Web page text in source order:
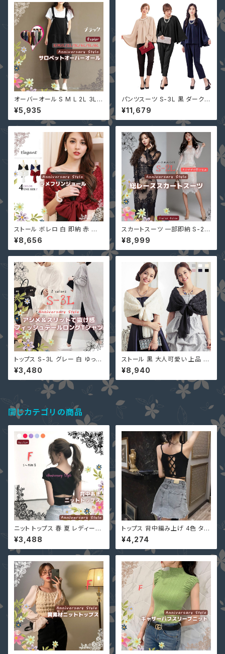
オーバーオール S M L 2L 3L 4
L 5L 8色 黒 即納 有 ぽっちゃり
大きいサイズ pl367 オールイン
ワン レディース サロペット パン
¥5,935
パンツスーツ S-3L 黒 ダークベ
ージュ ネイビー 結婚式 パンツ
ドレス ぽっちゃり 4way 一部即
納 大きいサイズ セットアップ パ
プ 二の腕カバー
¥11,679
ストール ボレロ 白 即納 赤 黒
ネイビー 結婚式 ラメ フリンジ
上品 パーティー ショール F YJ-
33986 大人可愛い デートコー
¥8,656
スカートスーツ 一部即納 S-2L
黒 白 ツーピース 上下セット 長
袖 袖あり 2点セット 配カラー u
159906 タイト レース セクシー
丈 結婚式 二次会
¥8,999
トップス S-3L グレー 白 ゆった
り 大きいサイズ チュニック ワン
ピース 即納 9001047 ロンT
シャツ サイドスリット ホワイト
ロングテイル 後ろが長い
¥3,480
ストール 黒 大人可愛い 上品 シ
フォン 花柄 レース YJ-33796
7 カーディガン 肩掛け ショール
ボレロ 結婚式 ピンク ネイビー
¥8,940
同じカテゴリの商品
ニット トップス 春 夏 レディース
背中開き 黒 赤 即納 F 白 紫 水
色 オレンジ Tシャツ 9001230
6 Vネック カットソー 半袖 無地
ート丈
¥3,488
トップス 背中編み上げ 4色 タン
クトップ 黒 白 赤 黄色 背中開き
ショート丈 2422406 キャミソ
ール へそ出し
¥4,274